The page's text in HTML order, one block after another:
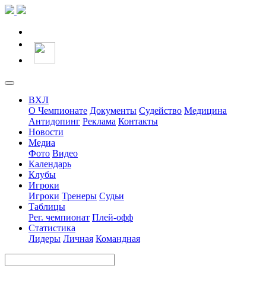
ВХЛ
О Чемпионате Документы Судейство Медицина
Антидопинг Реклама Контакты
Новости
Медиа
Фото Видео
Календарь
Клубы
Игроки
Игроки Тренеры Судьи
Таблицы
Рег. чемпионат Плей-офф
Статистика
Лидеры Личная Командная